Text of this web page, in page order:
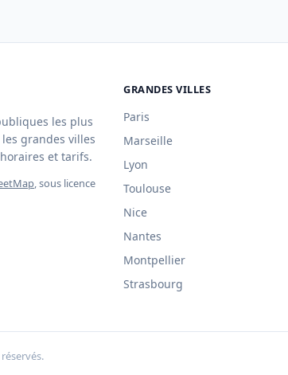
les plus
grandes villes
et tarifs.
, sous licence
GRANDES VILLES
Paris
Marseille
Lyon
Toulouse
Nice
Nantes
Montpellier
Strasbourg